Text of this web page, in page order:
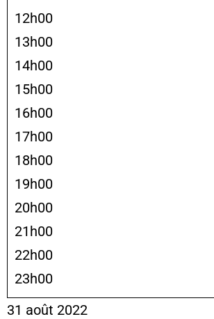
12h00
13h00
14h00
15h00
16h00
17h00
18h00
19h00
20h00
21h00
22h00
23h00
31 août 2022